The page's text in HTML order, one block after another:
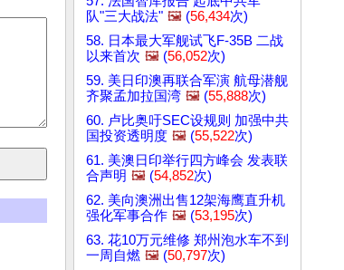
队"三大战法" 🖼️ (56,434次)
58. 日本最大军舰试飞F-35B 二战
以来首次 🖼️ (56,052次)
59. 美日印澳再联合军演 航母潜舰
齐聚孟加拉国湾 🖼️ (55,888次)
60. 卢比奥吁SEC设规则 加强中共
国投资透明度 🖼️ (55,522次)
61. 美澳日印举行四方峰会 发表联
合声明 🖼️ (54,852次)
62. 美向澳洲出售12架海鹰直升机
强化军事合作 🖼️ (53,195次)
63. 花10万元维修 郑州泡水车不到
一周自燃 🖼️ (50,797次)